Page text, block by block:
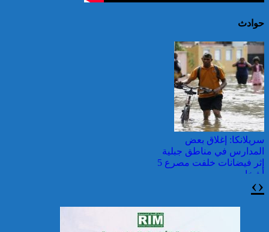
حوادث
سريلانكا: إغلاق بعض
المدارس في مناطق جبلية
إثر فيضانات خلفت مصرع 5
أشخاص
‹
›